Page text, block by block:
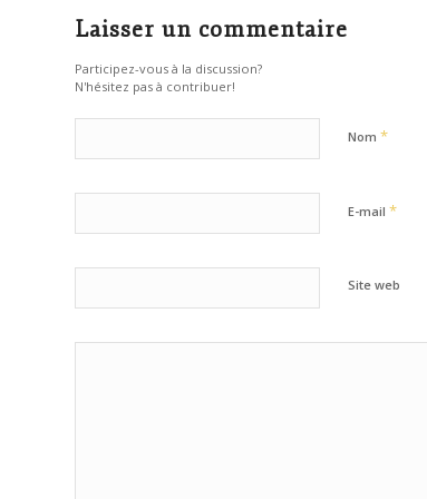
Laisser un commentaire
Participez-vous à la discussion?
N'hésitez pas à contribuer!
Nom *
E-mail *
Site web